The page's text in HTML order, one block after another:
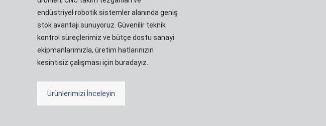
endüstriyel robotik sistemler alanında geniş
stok avantajı sunuyoruz. Güvenilir teknik
kontrol süreçlerimiz ve bütçe dostu sanayi
ekipmanlarımızla, üretim hatlarınızın
kesintisiz çalışması için buradayız.
Ürünlerimizi İnceleyin